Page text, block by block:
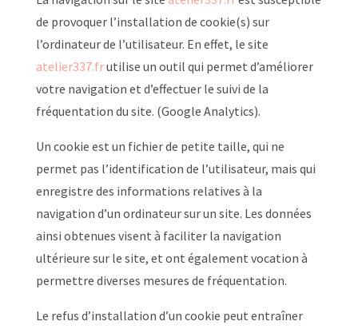
de provoquer l’installation de cookie(s) sur
l’ordinateur de l’utilisateur. En effet, le site
atelier337.frutilise un outil qui permet d’améliorer
votre navigation et d’effectuer le suivi de la
fréquentation du site. (Google Analytics).
Un cookie est un fichier de petite taille, qui ne
permet pas l’identification de l’utilisateur, mais qui
enregistre des informations relatives à la
navigation d’un ordinateur sur un site. Les données
ainsi obtenues visent à faciliter la navigation
ultérieure sur le site, et ont également vocation à
permettre diverses mesures de fréquentation.
Le refus d’installation d’un cookie peut entraîner